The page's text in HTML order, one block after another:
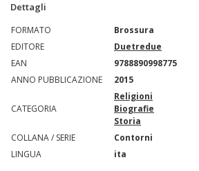
Dettagli
FORMATO
Brossura
EDITORE
Duetredue
EAN
9788890998775
ANNO PUBBLICAZIONE
2015
CATEGORIA
Religioni
Biografie
Storia
COLLANA / SERIE
Contorni
LINGUA
ita